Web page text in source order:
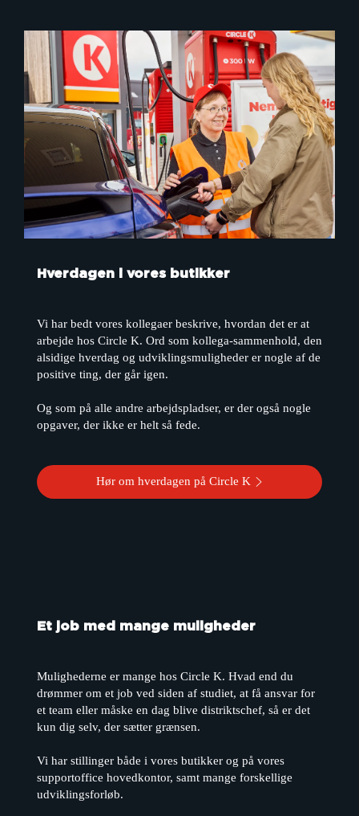
Hverdagen i vores butikker
Vi har bedt vores kollegaer beskrive, hvordan det er at
arbejde hos Circle K. Ord som kollega-sammenhold, den
alsidige hverdag og udviklingsmuligheder er nogle af de
positive ting, der går igen.
Og som på alle andre arbejdspladser, er der også nogle
opgaver, der ikke er helt så fede.
Hør om hverdagen på Circle K
Et job med mange muligheder
Mulighederne er mange hos Circle K. Hvad end du
drømmer om et job ved siden af studiet, at få ansvar for
et team eller måske en dag blive distriktschef, så er det
kun dig selv, der sætter grænsen.
Vi har stillinger både i vores butikker og på vores
supportoffice hovedkontor, samt mange forskellige
udviklingsforløb.